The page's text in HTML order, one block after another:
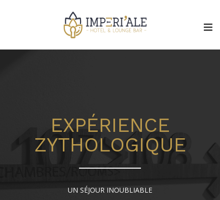
EXPÉRIENCE
ZYTHOLOGIQUE
UN SÉJOUR INOUBLIABLE